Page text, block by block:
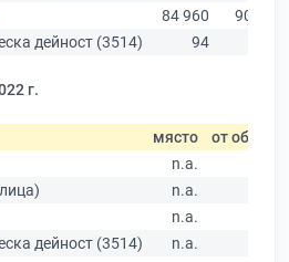
84 960
90 178
дейност (3514)
94
г.
място от общо
n.a.
n.a.
n.a.
дейност (3514)
n.a.